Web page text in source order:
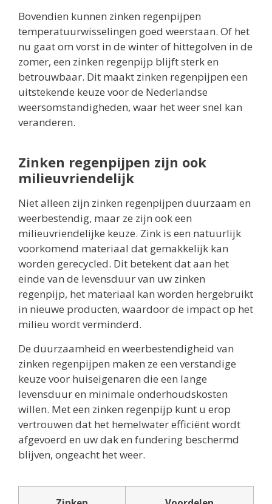
Bovendien kunnen zinken regenpijpen
temperatuurwisselingen goed weerstaan. Of het
nu gaat om vorst in de winter of hittegolven in de
zomer, een zinken regenpijp blijft sterk en
betrouwbaar. Dit maakt zinken regenpijpen een
uitstekende keuze voor de Nederlandse
weersomstandigheden, waar het weer snel kan
veranderen.
Zinken regenpijpen zijn ook
milieuvriendelijk
Niet alleen zijn zinken regenpijpen duurzaam en
weerbestendig, maar ze zijn ook een
milieuvriendelijke keuze. Zink is een natuurlijk
voorkomend materiaal dat gemakkelijk kan
worden gerecycled. Dit betekent dat aan het
einde van de levensduur van uw zinken
regenpijp, het materiaal kan worden hergebruikt
in nieuwe producten, waardoor de impact op het
milieu wordt verminderd.
De duurzaamheid en weerbestendigheid van
zinken regenpijpen maken ze een verstandige
keuze voor huiseigenaren die een lange
levensduur en minimale onderhoudskosten
willen. Met een zinken regenpijp kunt u erop
vertrouwen dat het hemelwater efficiënt wordt
afgevoerd en uw dak en fundering beschermd
blijven, ongeacht het weer.